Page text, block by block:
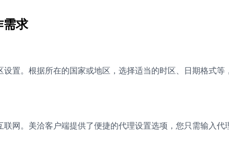
需求
置。根据所在的国家或地区，选择适当的时区、日期格式等
网。美洽客户端提供了便捷的代理设置选项，您只需输入代